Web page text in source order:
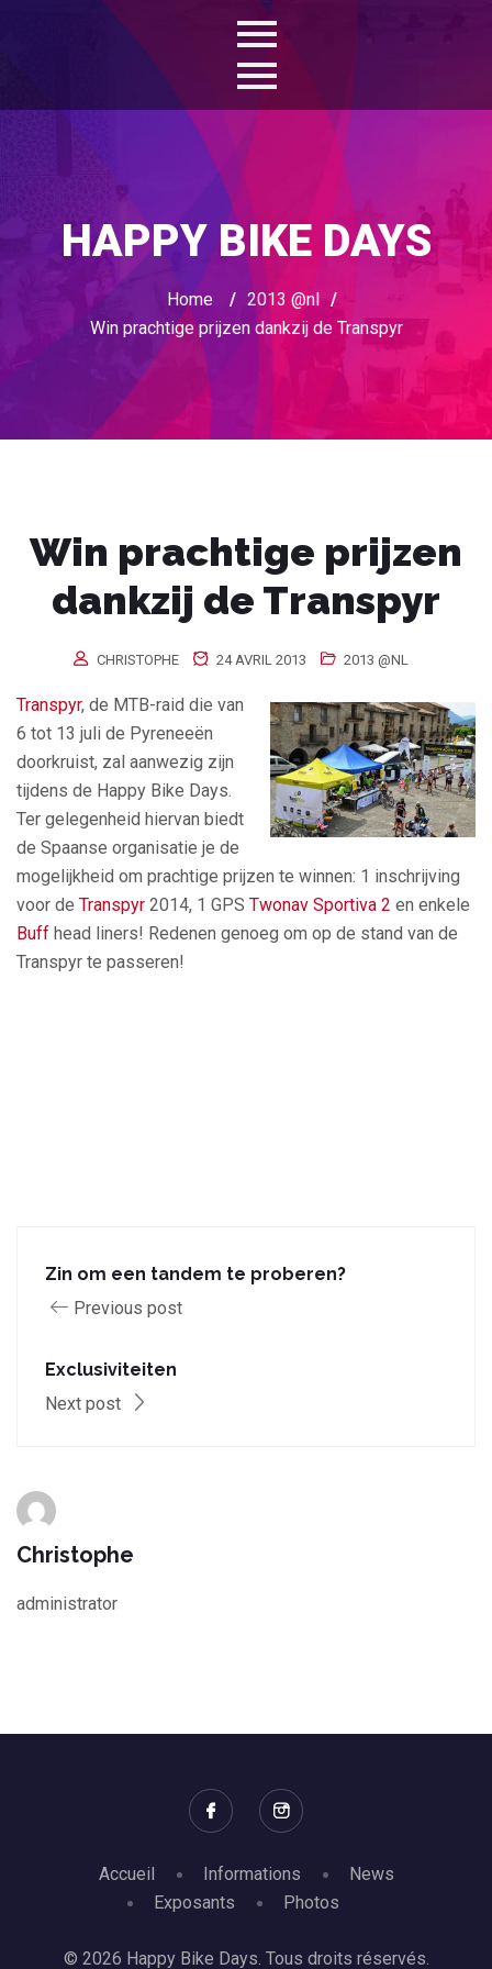
HAPPY BIKE DAYS
Home / 2013 @nl /
Win prachtige prijzen dankzij de Transpyr
Win prachtige prijzen
dankzij de Transpyr
CHRISTOPHE 24 AVRIL 2013 2013 @NL
Transpyr, de MTB-raid die van
6 tot 13 juli de Pyreneeën
doorkruist, zal aanwezig zijn
tijdens de Happy Bike Days.
Ter gelegenheid hiervan biedt
de Spaanse organisatie je de
mogelijkheid om prachtige prijzen te winnen: 1 inschrijving
voor de Transpyr 2014, 1 GPS Twonav Sportiva 2 en enkele
Buff head liners! Redenen genoeg om op de stand van de
Transpyr te passeren!
Zin om een tandem te proberen?
Previous post
Exclusiviteiten
Next post
Christophe
administrator
Accueil Informations
News
Exposants
Photos
© 2026 Happy Bike Days. Tous droits réservés.